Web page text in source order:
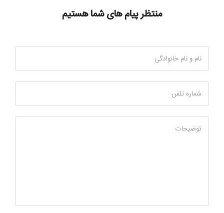
منتظر پیام های شما هستیم
نام و نام خانوادگی
شماره تلفن
توضیحات